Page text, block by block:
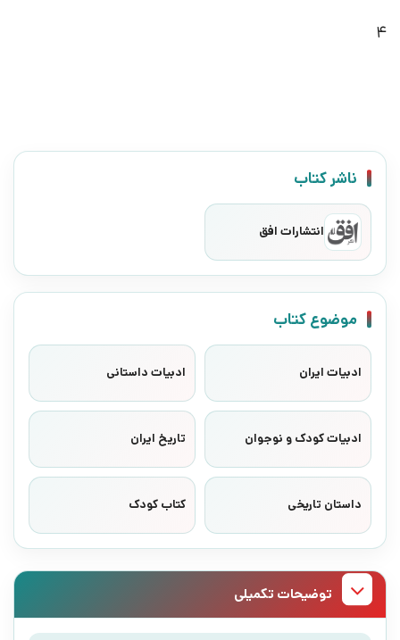
4
ناشر کتاب
انتشارات افق
موضوع کتاب
ادبیات ایران ادبیات داستانی
ادبیات کودک و نوجوان تاریخ ایران
داستان تاریخی کتاب کودک
توضیحات تکمیلی